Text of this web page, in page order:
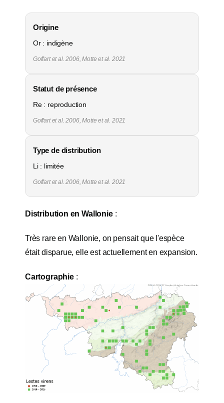
Origine
Or : indigène
Goffart et al. 2006, Motte et al. 2021
Statut de présence
Re : reproduction
Goffart et al. 2006, Motte et al. 2021
Type de distribution
Li : limitée
Goffart et al. 2006, Motte et al. 2021
Distribution en Wallonie:
Très rare en Wallonie, on pensait que l'espèce
était disparue, elle est actuellement en expansion.
Cartographie: